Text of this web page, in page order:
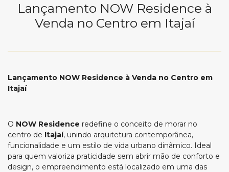
Lançamento NOW Residence à
Venda no Centro em Itajaí
Lançamento NOW Residence à Venda no Centro em
Itajaí
O NOW Residence redefine o conceito de morar no
centro de Itajaí, unindo arquitetura contemporânea,
funcionalidade e um estilo de vida urbano dinâmico. Ideal
para quem valoriza praticidade sem abrir mão de conforto e
design, o empreendimento está localizado em uma das